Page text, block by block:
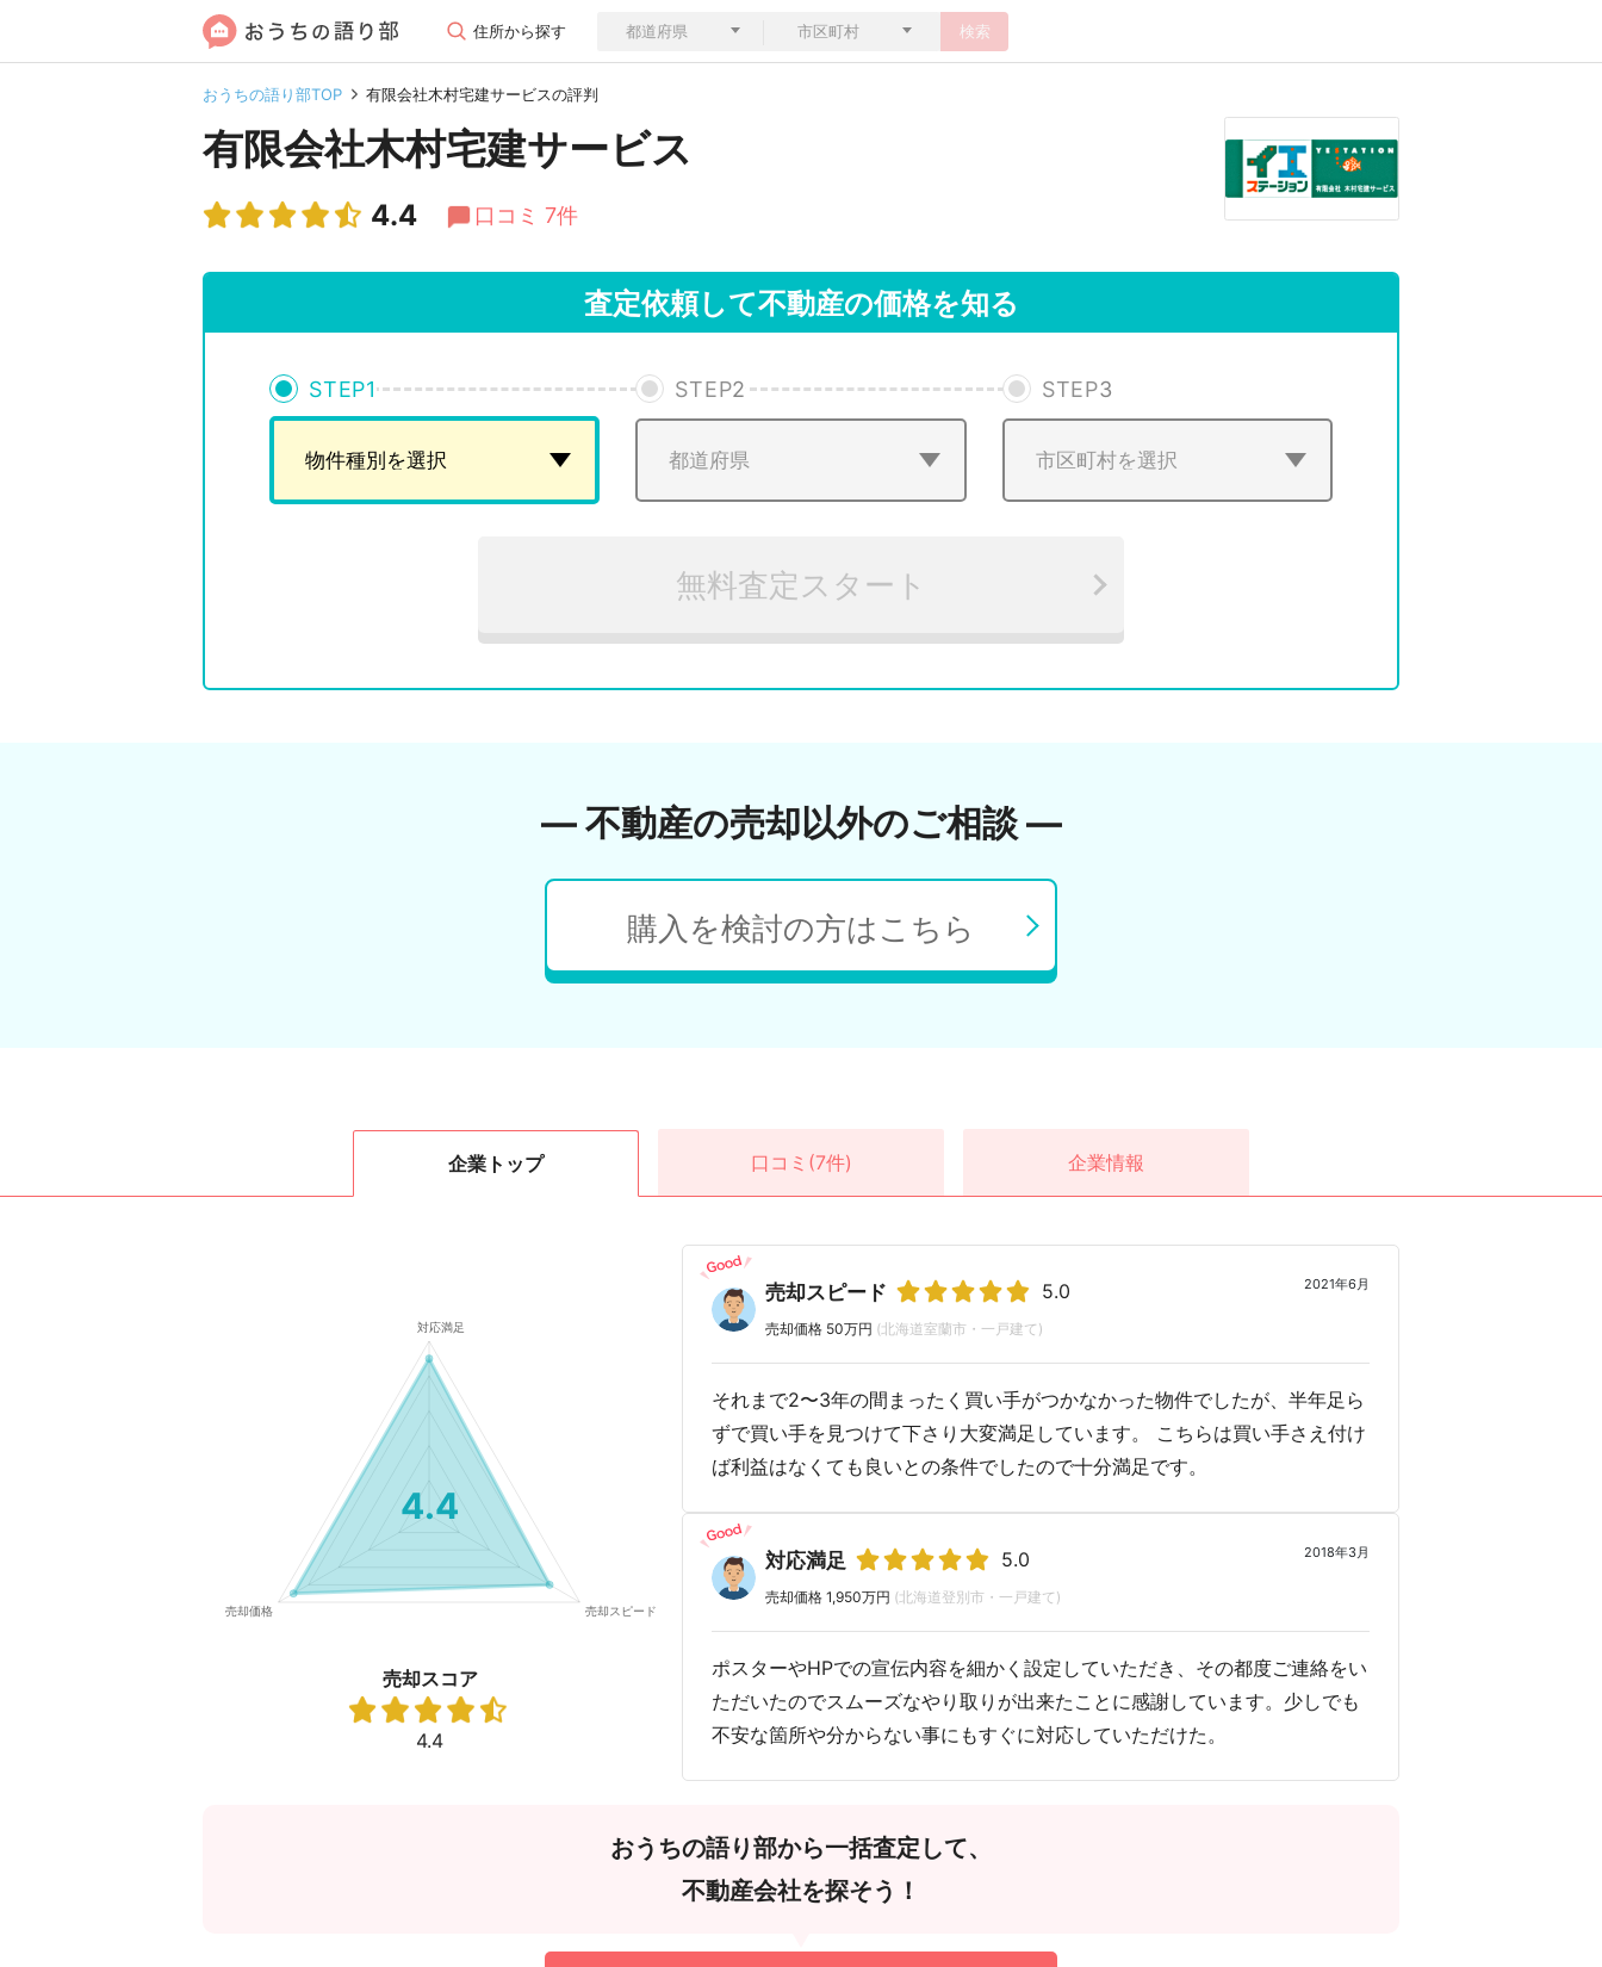
住所から探す 検索
おうちの語り部TOP 有限会社木村宅建サービスの評判
有限会社木村宅建サービス
4.4 口コミ 7件
査定依頼して不動産の価格を知る
STEP1 STEP2 STEP3
無料査定スタート
― 不動産の売却以外のご相談 ―
購入を検討の方はこちら
企業 トップ 口コミ (7件) 企業情報
4.4
売却スコア
4.4
2021年6月
売却スピード 5.0
売却価格 50万円 (北海道室蘭市・一戸建て)
それまで2〜3年の間まったく買い手がつかなかった物件でしたが、半年足ら
ずで買い手を見つけて下さり大変満足しています。 こちらは買い手さえ付け
ば利益はなくても良いとの条件でしたので十分満足です。
2018年3月
対応満足 5.0
売却価格 1,950万円 (北海道登別市・一戸建て)
ポスターやHPでの宣伝内容を細かく設定していただき、その都度ご連絡をい
ただいたのでスムーズなやり取りが出来たことに感謝しています。少しでも
不安な箇所や分からない事にもすぐに対応していただけた。
おうちの語り部から一括査定して、
不動産会社を探そう！